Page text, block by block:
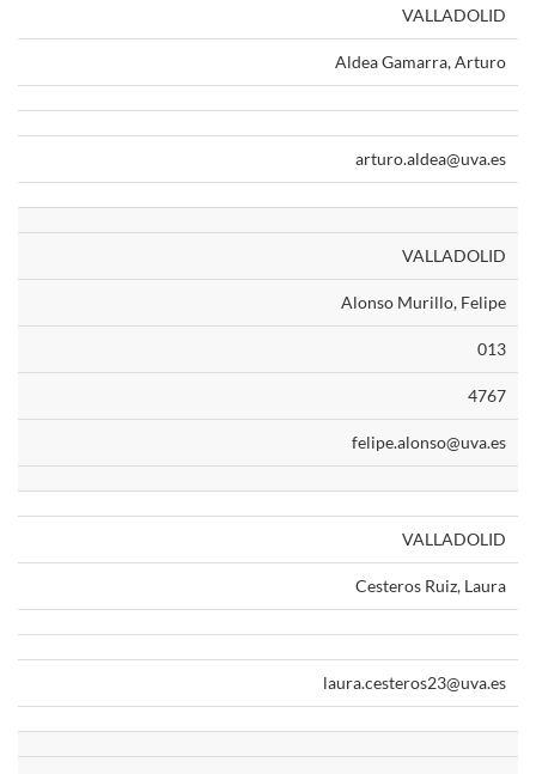
VALLADOLID
Aldea Gamarra, Arturo
arturo.aldea@uva.es
VALLADOLID
Alonso Murillo, Felipe
013
4767
felipe.alonso@uva.es
VALLADOLID
Cesteros Ruiz, Laura
laura.cesteros23@uva.es